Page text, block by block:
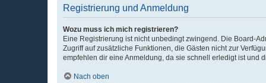
Registrierung und Anmeldung
Wozu muss ich mich registrieren?
Eine Registrierung ist nicht unbedingt zwingend. Die Board-
Zugriff auf zusätzliche Funktionen, die Gästen nicht zur
empfehlen dir eine Anmeldung, da sie schnell erledigt ist und
Nach oben